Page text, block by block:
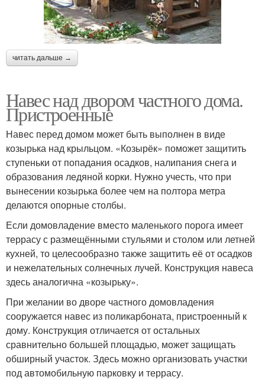
читать дальше →
Навес над двором частного дома.
Пристроенные
Навес перед домом может быть выполнен в виде
козырька над крыльцом. «Козырёк» поможет защитить
ступеньки от попадания осадков, налипания снега и
образования ледяной корки. Нужно учесть, что при
вынесении козырька более чем на полтора метра
делаются опорные столбы.
Если домовладение вместо маленького порога имеет
террасу с размещёнными стульями и столом или летней
кухней, то целесообразно также защитить её от осадков
и нежелательных солнечных лучей. Конструкция навеса
здесь аналогична «козырьку».
При желании во дворе частного домовладения
сооружается навес из поликарбоната, пристроенный к
дому. Конструкция отличается от остальных
сравнительно большей площадью, может защищать
обширный участок. Здесь можно организовать участки
под автомобильную парковку и террасу.